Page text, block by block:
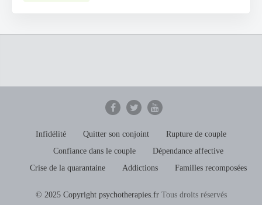
Infidélité Quitter son conjoint
Rupture de couple
Confiance dans le couple
Dépendance affective
Crise de la quarantaine
Addictions Familles recomposées
© 2025 Copyright psychotherapies.frTous droits réservés